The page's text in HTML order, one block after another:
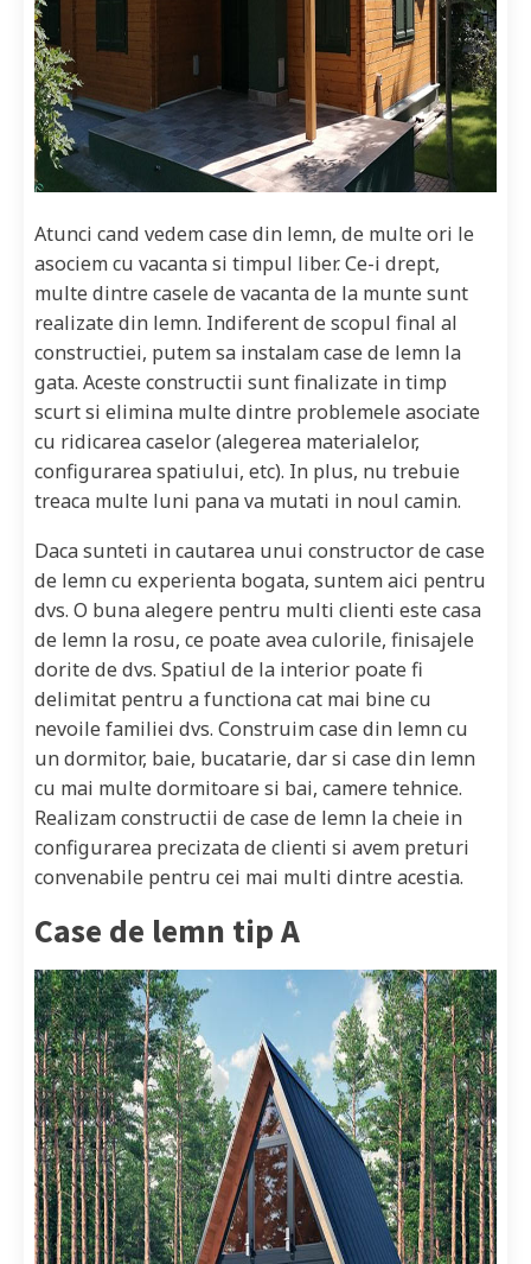
Atunci cand vedem case din lemn, de multe ori le
asociem cu vacanta si timpul liber. Ce-i drept,
multe dintre casele de vacanta de la munte sunt
realizate din lemn. Indiferent de scopul final al
constructiei, putem sa instalam case de lemn la
gata. Aceste constructii sunt finalizate in timp
scurt si elimina multe dintre problemele asociate
cu ridicarea caselor (alegerea materialelor,
configurarea spatiului, etc). In plus, nu trebuie
treaca multe luni pana va mutati in noul camin.
Daca sunteti in cautarea unui constructor de case
de lemn cu experienta bogata, suntem aici pentru
dvs. O buna alegere pentru multi clienti este casa
de lemn la rosu, ce poate avea culorile, finisajele
dorite de dvs. Spatiul de la interior poate fi
delimitat pentru a functiona cat mai bine cu
nevoile familiei dvs. Construim case din lemn cu
un dormitor, baie, bucatarie, dar si case din lemn
cu mai multe dormitoare si bai, camere tehnice.
Realizam constructii de case de lemn la cheie in
configurarea precizata de clienti si avem preturi
convenabile pentru cei mai multi dintre acestia.
Case de lemn tip A